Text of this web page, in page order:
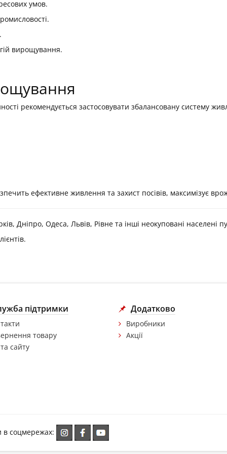
умов.
вирощування.
рекомендується застосовувати збалансовану систему
ефективне живлення та захист посівів, максимізує
Дніпро, Одеса, Львів, Рівне та інші неокуповані населені
підтримки
товару
сайту
Додатково
Виробники
Акції
соцмережах: